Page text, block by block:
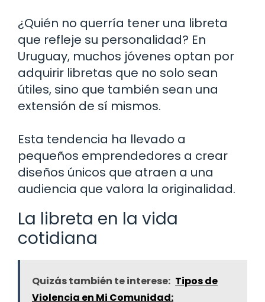
¿Quién no querría tener una libreta
que refleje su personalidad? En
Uruguay, muchos jóvenes optan por
adquirir libretas que no solo sean
útiles, sino que también sean una
extensión de sí mismos.
Esta tendencia ha llevado a
pequeños emprendedores a crear
diseños únicos que atraen a una
audiencia que valora la originalidad.
La libreta en la vida
cotidiana
Quizás también te interese: Tipos de
Violencia en Mi Comunidad: